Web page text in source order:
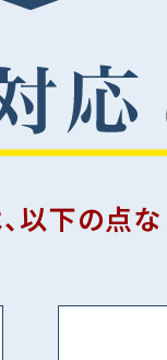
下の点な